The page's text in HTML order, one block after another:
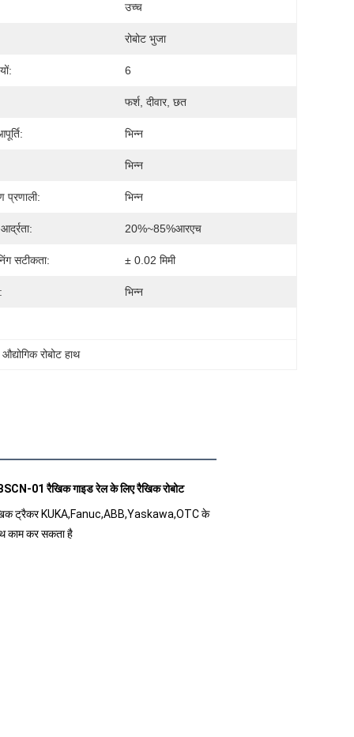
उच्च
रोबोट भुजा
6
फर्श, दीवार, छत
भिन्न
भिन्न
प्रणाली: भिन्न
20%~85%आरएच
सटीकता: ± 0.02 मिमी
भिन्न
रोबोट हाथ
01 रैखिक गाइड रेल के लिए रैखिक रोबोट
ट्रैकर KUKA,Fanuc,ABB,Yaskawa,OTC के
काम कर सकता है